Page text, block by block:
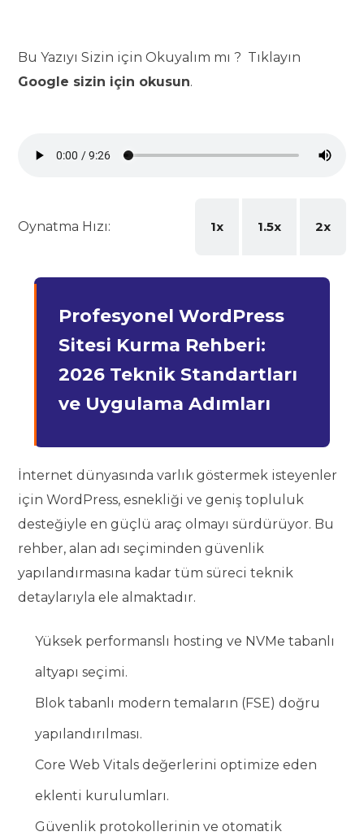
Bu Yazıyı Sizin için Okuyalım mı ? Tıklayın
Google sizin için okusun.
Oynatma Hızı: 1x 1.5x 2x
Profesyonel WordPress
Sitesi Kurma Rehberi:
2026 Teknik Standartları
ve Uygulama Adımları
İnternet dünyasında varlık göstermek isteyenler
için WordPress, esnekliği ve geniş topluluk
desteğiyle en güçlü araç olmayı sürdürüyor. Bu
rehber, alan adı seçiminden güvenlik
yapılandırmasına kadar tüm süreci teknik
detaylarıyla ele almaktadır.
Yüksek performanslı hosting ve NVMe tabanlı
altyapı seçimi.
Blok tabanlı modern temaların (FSE) doğru
yapılandırılması.
Core Web Vitals değerlerini optimize eden
eklenti kurulumları.
Güvenlik protokollerinin ve otomatik